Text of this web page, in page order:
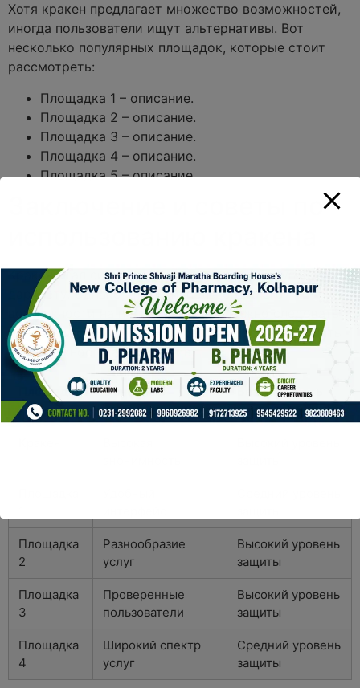
Хотя кракен предлагает множество возможностей,
иногда пользователи ищут альтернативы. Вот
несколько популярных площадок, которые стоит
рассмотреть:
Площадка 1 – описание.
Площадка 2 – описание.
Площадка 3 – описание.
Площадка 4 – описание.
Площадка 5 – описание.
Заключение и советы по
Кракен стал синонимом безопасного доступа к
даркнету. Однако, чтобы использовать его
возможности на полную катушку, важно следовать
основным рекомендациям безопасности и помнить
о возможности альтернатив.
Площадка
Основные
характеристики
Безопасность
Площадка
2
Разнообразие
услуг
Высокий уровень
защиты
Площадка
3
Проверенные
пользователи
Высокий уровень
защиты
Площадка
4
Широкий спектр
услуг
Средний уровень
защиты